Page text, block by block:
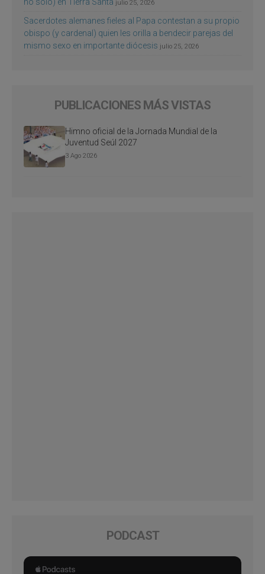
julio 25, 2026
Sacerdotes alemanes fieles al Papa contestan a su propio
obispo (y cardenal) quien les orilla a bendecir parejas del
mismo sexo en importante diócesis julio 25, 2026
PUBLICACIONES MÁS VISTAS
Himno oficial de la Jornada Mundial de la
Juventud Seúl 2027
3 Ago 2026
PODCAST